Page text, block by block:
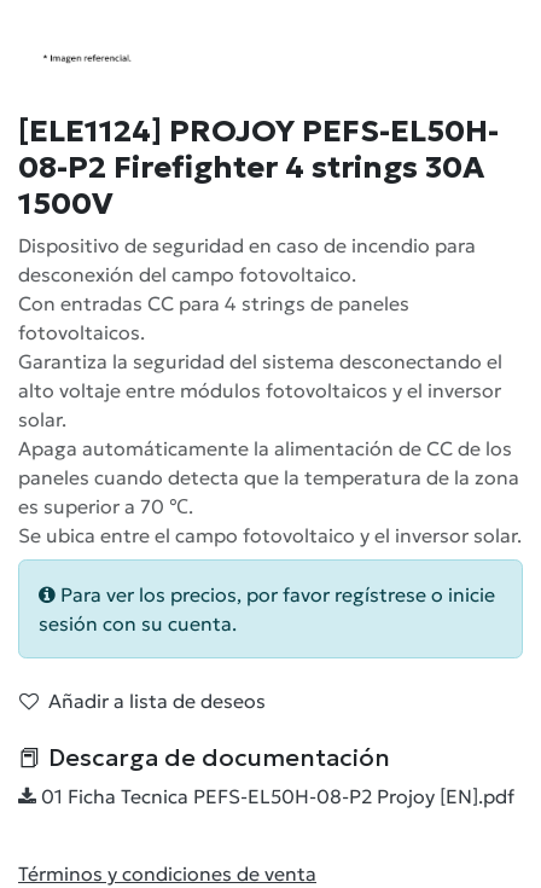
[ELE1124] PROJOY PEFS-EL50H-
08-P2 Firefighter 4 strings 30A
1500V
Dispositivo de seguridad en caso de incendio para
desconexión del campo fotovoltaico.
Con entradas CC para 4 strings de paneles
fotovoltaicos.
Garantiza la seguridad del sistema desconectando el
alto voltaje entre módulos fotovoltaicos y el inversor
solar.
Apaga automáticamente la alimentación de CC de los
paneles cuando detecta que la temperatura de la zona
es superior a 70 ℃.
Se ubica entre el campo fotovoltaico y el inversor solar.
Para ver los precios, por favor regístrese o inicie
sesión con su cuenta.
Añadir a lista de deseos
📕 Descarga de documentación
01 Ficha Tecnica PEFS-EL50H-08-P2 Projoy [EN].pdf
Términos y condiciones de venta